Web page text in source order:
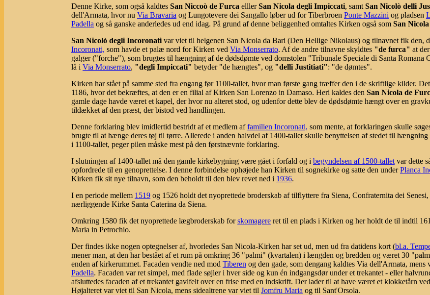
Denne Kirke, som også kaldtes San Niccoò de Furca elllerSan Nicola degli Impiccati, samt San Nicolò delli
dell'Armata, hvor nu Via Bravaria og Lungotevere dei Sangallo løber ud for Tiberbroen Ponte Mazzini og pladsen
Padella og så ganske anderledes ud end idag. På grund af denne beliggenhed omtaltes Kirken også som San
San Nicolò degli Incoronati var viet til helgenen San Nicola da Bari (Den Hellige Nikolaus) og tilnavnet fik den,
Incoronati, som havde et palæ nord for Kirken ved Via Monserrato. Af de andre tilnavne skyldtes "de furca" at
galger ("forche"), som brugtes til hængning af de dødsdømte ved domstolen "Tribunale Speciale di Santa Romana
lå i Via Monserrato, "degli Impiccati" betyder "de hængtes", og "delli Justitiati": "de dømtes".
Kirken har stået på samme sted fra engang før 1100-tallet, hvor man første gang træffer den i de skriftlige kilder.
1186, hvor det bekræftes, at den er en filial af Kirken San Lorenzo in Damaso. Heri kaldes den San Nicola de
gamle dage havde været et kapel, der hvor nu alteret stod, og udenfor dette blev de dødsdømte hængt over en
tildækket af den præst, der bistod ved handlingen.
Denne forklaring blev imidlertid bestridt af et medlem affamilien Incoronati, som mente, at forklaringen skulle
brugte til at hænge deres tøj til tørre. Allerede i anden halvdel af 1400-tallet skulle benyttelsen af stedet til
i 1100-tallet, peger pilen måske mest på den førstnævnte forklaring.
I slutningen af 1400-tallet må den gamle kirkebygning være gået i forfald og i begyndelsen af 1500-tallet var dette
opfordrede til en genoprettelse. I denne forbindelse ophøjede han Kirken til sognekirke og satte den underPlanca
Kirken fik sit nye tilnavn, som den beholdt til den blev revet ned i 1936.
I en periode mellem 1519 og 1526 holdt det nyoprettede broderskab af tilflyttere fra Siena, Confraternita dei
nærliggende Kirke Santa Caterina da Siena.
Omkring 1580 fik det nyoprettede lægbroderskab forskomagere ret til en plads i Kirken og her holdt de til indtil
Maria in Petrochio.
Der findes ikke nogen optegnelser af, hvorledes San Nicola-Kirken har set ud, men ud fra datidens kort (bl.a.
mener man, at den har bestået af et rum på omkring 36 "palmi" (kvartalen) i længden og bredden og været 30
enden af kirkerummet. Facaden vendte ned mod Tiberen og den gade, som dengang kaldtes Via dell'Armata, mens
Padella. Facaden var ret simpel, med flade søjler i hver side og kun én indgangsdør under et trekantet - eller
afsluttedes facaden af et trekantet gavlfelt over en frise med en indskrift. Der lader til at have været et klokketårn
Højalteret var viet til San Nicola, mens sidealtrene var viet til Jomfru Maria og til Sant'Orsola.